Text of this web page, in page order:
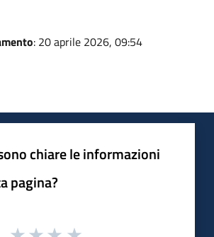
: 20 aprile 2026, 09:54
chiare le informazioni
pagina?